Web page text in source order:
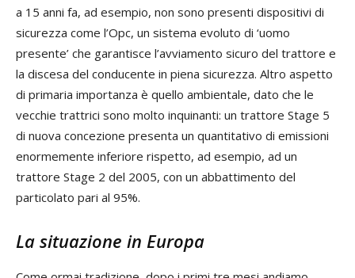
a 15 anni fa, ad esempio, non sono presenti dispositivi di
sicurezza come l’Opc, un sistema evoluto di ‘uomo
presente’ che garantisce l’avviamento sicuro del trattore e
la discesa del conducente in piena sicurezza. Altro aspetto
di primaria importanza è quello ambientale, dato che le
vecchie trattrici sono molto inquinanti: un trattore Stage 5
di nuova concezione presenta un quantitativo di emissioni
enormemente inferiore rispetto, ad esempio, ad un
trattore Stage 2 del 2005, con un abbattimento del
particolato pari al 95%.
La situazione in Europa